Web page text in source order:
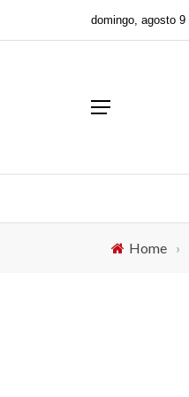
domingo, agosto 9
Home ›